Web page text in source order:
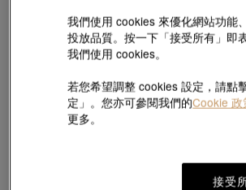
【Sunlit Elegance】購買2件或以上精選定價
每2件串飾贈串飾手繩乙條 |
我們使用 cookies 來優化網站功能
投放品質。按一下「接受所有」即
我們使用 cookies。
若您希望調整 cookies 設定，請點
定」。您亦可參閱我們的Cookie 政
更多。
接受